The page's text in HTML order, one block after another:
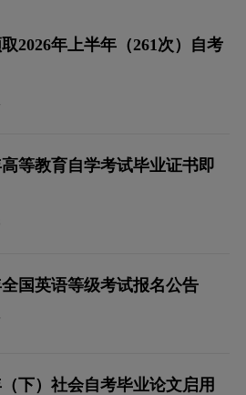
2026年上半年（261次）自考
等教育自学考试毕业证书即
国英语等级考试报名公告
下）社会自考毕业论文启用